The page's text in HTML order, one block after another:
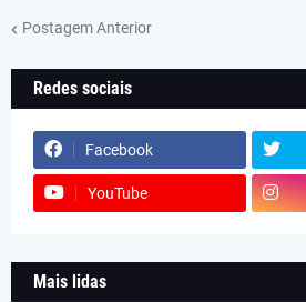
Postagem Anterior
Redes sociais
Facebook
YouTube
Mais lidas